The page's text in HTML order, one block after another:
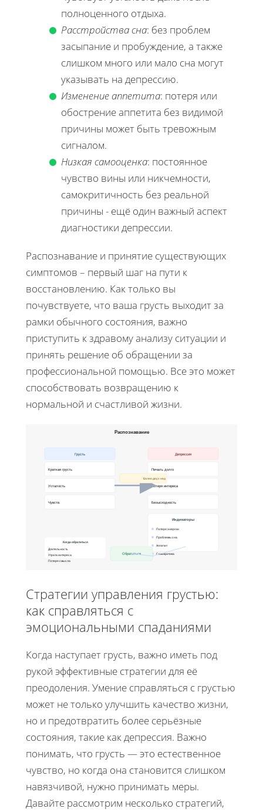
полноценного отдыха.
Расстройства сна: без проблем
засыпание и пробуждение, а также
слишком много или мало сна могут
указывать на депрессию.
Изменение аппетита: потеря или
обострение аппетита без видимой
причины может быть тревожным
сигналом.
Низкая самооценка: постоянное
чувство вины или никчемности,
самокритичность без реальной
причины - ещё один важный аспект
диагностики депрессии.
Распознавание и принятие существующих
симптомов – первый шаг на пути к
восстановлению. Как только вы
почувствуете, что ваша грусть выходит за
рамки обычного состояния, важно
приступить к здравому анализу ситуации и
принять решение об обращении за
профессиональной помощью. Все это может
способствовать возвращению к
нормальной и счастливой жизни.
Распознавание
Грусть
Краткая грусть
Усталость
Чувств.
Депрессия
Печаль долго
Потеря интереса
Безысходность
Более двух нед
Индикаторы
Потеря энергии
Проблемы сна
Аппетит
Самокритика
Обратиться
Когда обратиться
Длительность
Утрата интереса
Потеря смысла
Стратегии управления грустью:
как справляться с
эмоциональными спаданиями
Когда наступает грусть, важно иметь под
рукой эффективные стратегии для её
преодоления. Умение справляться с грустью
может не только улучшить качество жизни,
но и предотвратить более серьёзные
состояния, такие как депрессия. Важно
понимать, что грусть — это естественное
чувство, но когда она становится слишком
навязчивой, нужно принимать меры.
Давайте рассмотрим несколько стратегий,